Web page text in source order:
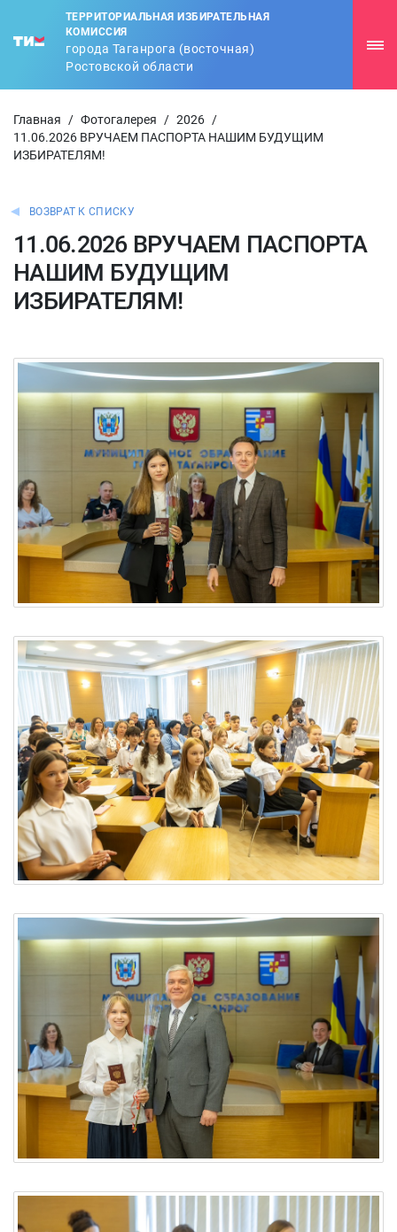
ТЕРРИТОРИАЛЬНАЯ ИЗБИРАТЕЛЬНАЯ
КОМИССИЯ
города Таганрога (восточная)
Ростовской области
Главная / Фотогалерея / 2026 /
11.06.2026 ВРУЧАЕМ ПАСПОРТА НАШИМ БУДУЩИМ
ИЗБИРАТЕЛЯМ!
ВОЗВРАТ К СПИСКУ
11.06.2026 ВРУЧАЕМ ПАСПОРТА
НАШИМ БУДУЩИМ
ИЗБИРАТЕЛЯМ!